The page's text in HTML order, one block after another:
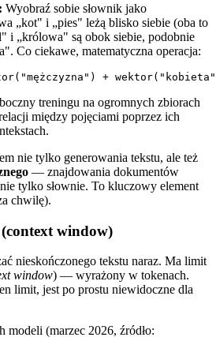
Wyobraź sobie słownik jako
„kot" i „pies" leżą blisko siebie (oba to
i „królowa" są obok siebie, podobnie
Co ciekawe, matematyczna operacja:
treningu na ogromnych zbiorach
między pojęciami poprzez ich
nie tylko generowania tekstu, ale też
— znajdowania dokumentów
tylko słownie. To kluczowy element
chwilę).
window)
nieskończonego tekstu naraz. Ma limit
window) — wyrażony w tokenach.
limit, jest po prostu niewidoczne dla
(marzec 2026, źródło: